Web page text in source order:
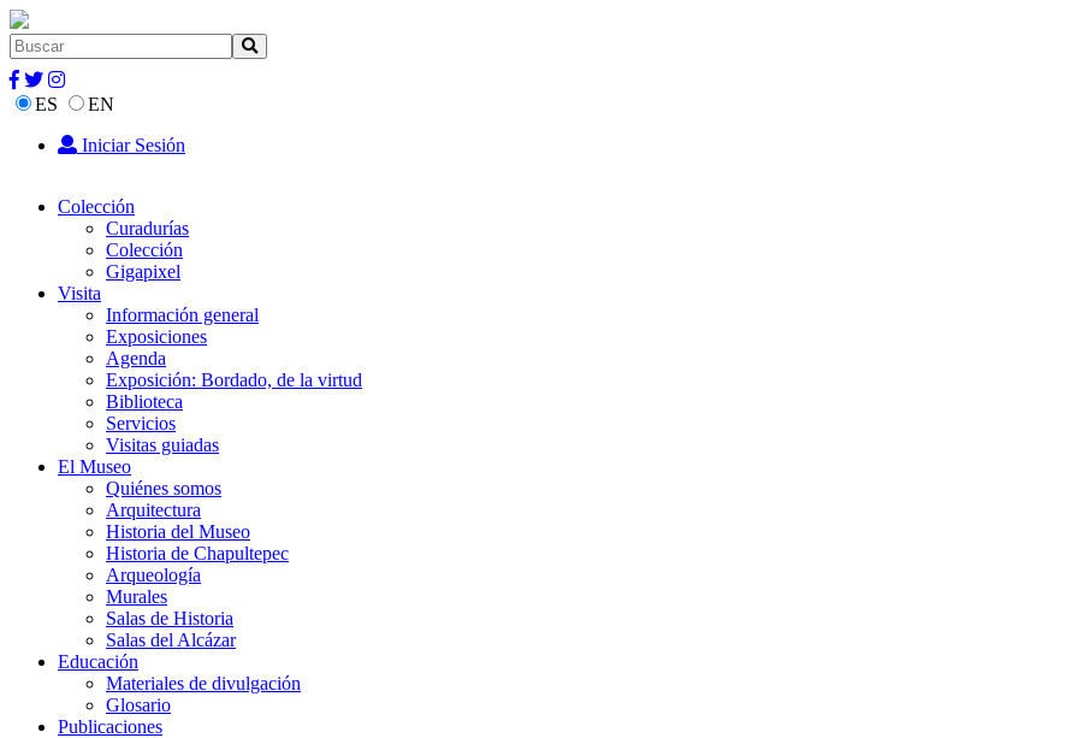
ES
EN
Iniciar Sesión
Colección
Curadurías
Colección
Gigapixel
Visita
Información general
Exposiciones
Agenda
Exposición: Bordado, de la virtud
Biblioteca
Servicios
Visitas guiadas
El Museo
Quiénes somos
Arquitectura
Historia del Museo
Historia de Chapultepec
Arqueología
Murales
Salas de Historia
Salas del Alcázar
Educación
Materiales de divulgación
Glosario
Publicaciones